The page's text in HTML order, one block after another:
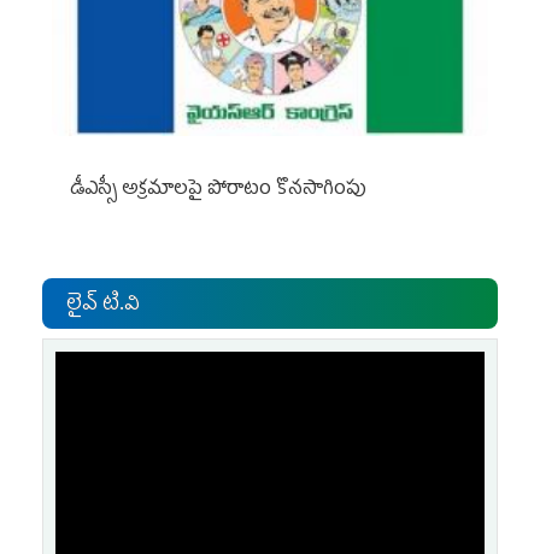
డీఎస్సీ అక్రమాలపై పోరాటం కొనసాగింపు
లైవ్ టి.వి